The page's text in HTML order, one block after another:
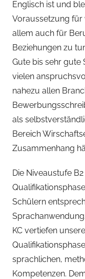
Englisch ist und
Voraussetzung für
allem auch für
Beziehungen zu
Gute bis sehr gute
vielen
nahezu allen
als
Bereich
Zusammenhang
Die Niveaustufe
Schülern
KC vertiefen
sprachlichen,
Kompetenzen.